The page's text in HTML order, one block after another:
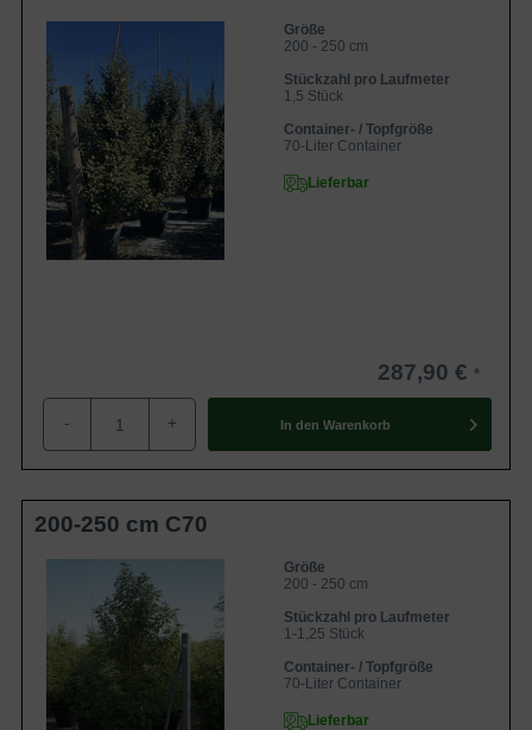
Größe
200 - 250 cm
Stückzahl pro Laufmeter
1,5 Stück
Container- / Topfgröße
70-Liter Container
Lieferbar
287,90 €
- + In den Warenkorb
200-250 cm C70
Größe
200 - 250 cm
Stückzahl pro Laufmeter
1-1,25 Stück
Container- / Topfgröße
70-Liter Container
Lieferbar